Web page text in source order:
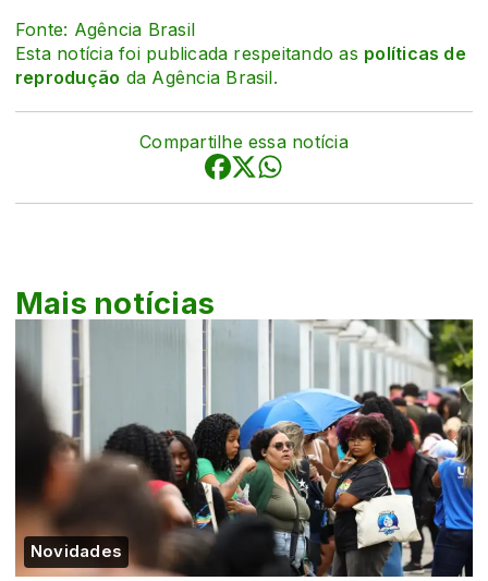
Fonte: Agência Brasil
Esta notícia foi publicada respeitando as políticas de
reprodução da Agência Brasil.
Compartilhe essa notícia
Mais notícias
Novidades